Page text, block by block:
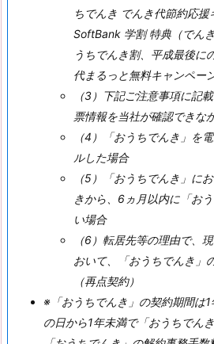
ちでんき でんき代節約応援
SoftBank 学割 特典（でん
うちでんき割、平成最後に
代まるっと無料キャンペー
（3） 下記ご注意事項に記
票情報を当社が確認できな
（4）
「おうちでんき」を
ルした場合
（5）
「おうちでんき」に
きから、6ヵ月以内に「お
い場合
（6）転居先等の理由で、
おいて、「おうちでんき」
（再点契約）
※「おうちでんき」の契約期間は
の日から1年未満で「おうちでん